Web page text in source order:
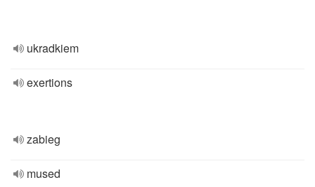
ukradkiem
exertions
zabieg
mused